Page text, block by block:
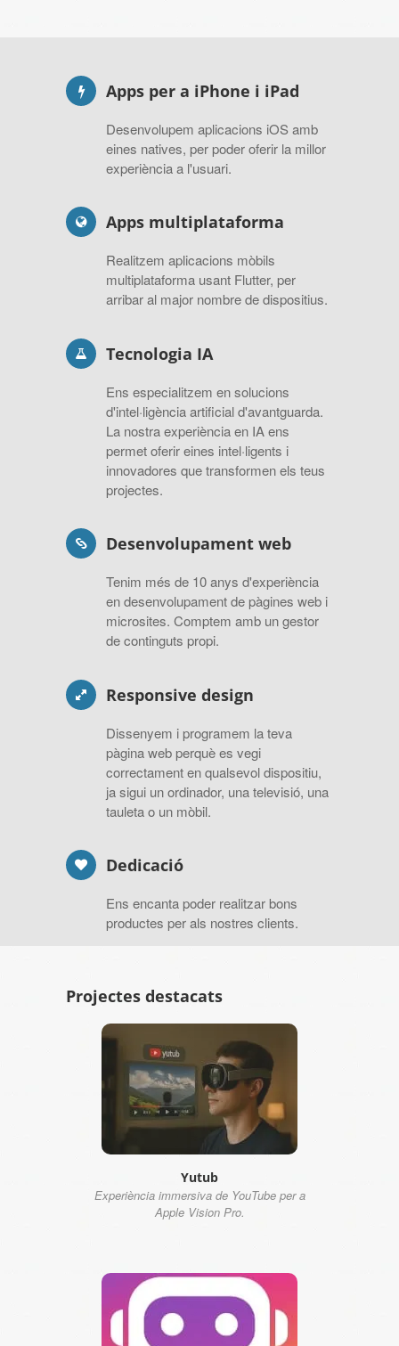
Apps per a iPhone i iPad
Desenvolupem aplicacions iOS amb
eines natives, per poder oferir la millor
experiència a l'usuari.
Apps multiplataforma
Realitzem aplicacions mòbils
multiplataforma usant Flutter, per
arribar al major nombre de dispositius.
Tecnologia IA
Ens especialitzem en solucions
d'intel·ligència artificial d'avantguarda.
La nostra experiència en IA ens
permet oferir eines intel·ligents i
innovadores que transformen els teus
projectes.
Desenvolupament web
Tenim més de 10 anys d'experiència
en desenvolupament de pàgines web i
microsites. Comptem amb un gestor
de continguts propi.
Responsive design
Dissenyem i programem la teva
pàgina web perquè es vegi
correctament en qualsevol dispositiu,
ja sigui un ordinador, una televisió, una
tauleta o un mòbil.
Dedicació
Ens encanta poder realitzar bons
productes per als nostres clients.
Projectes destacats
Yutub
Experiència immersiva de YouTube per a
Apple Vision Pro.